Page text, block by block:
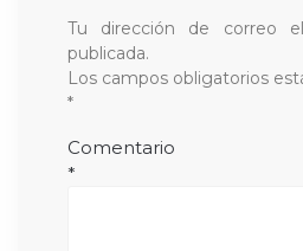
Tu dirección de correo
publicada.
Los campos obligatorios
*
Comentario
*